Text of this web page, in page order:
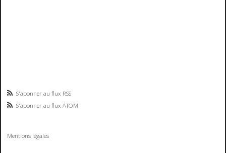
S'abonner au flux RSS
S'abonner au flux ATOM
Mentions légales